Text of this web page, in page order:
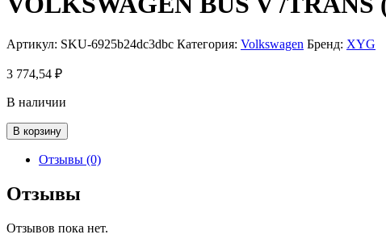
Артикул: SKU-6925b24dc3dbc Категория: Volkswagen Бренд: XYG
3 774,54 ₽
В наличии
Количество
товара
VOLKSWAGEN
V
/TRANS
4VAN
В корзину
Отзывы (0)
Отзывы
Отзывов пока нет.